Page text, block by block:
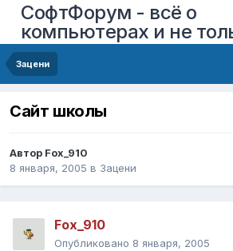
СофтФорум - всё о
компьютерах и не
Зацени
Сайт школы
Автор Fox_910
8 января, 2005 в Зацени
Fox_910
Опубликовано 8 января, 2005